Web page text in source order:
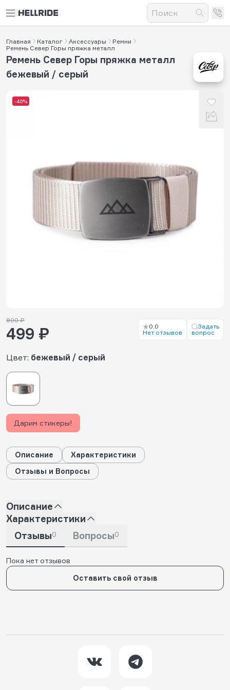
Главная Каталог Аксессуары
Ремни
Ремень Север Горы пряжка металл
-40%
Ремень Север Горы пряжка металл
бежевый / серый
Цвет: бежевый / серый
800 ₽
499 ₽
0.0
Нет отзывов
Задать
вопрос
Дарим стикеры!
Описание
Характеристики
Отзывы и Вопросы
Описание
Характеристики
Отзывы0 Вопросы0
Пока нет отзывов
Оставить свой отзыв